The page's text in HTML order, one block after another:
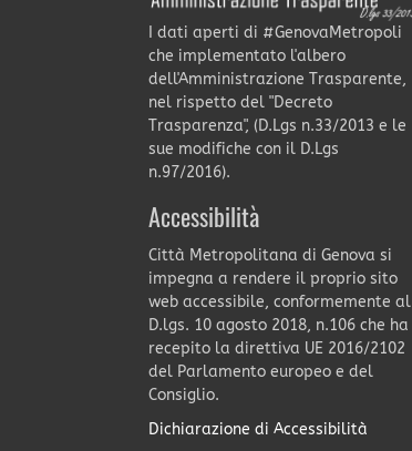
I dati aperti di #GenovaMetropoli
che implementato l'albero
dell'Amministrazione Trasparente,
nel rispetto del "Decreto
Trasparenza", (D.Lgs n.33/2013 e le
sue modifiche con il D.Lgs
n.97/2016).
Accessibilità
Città Metropolitana di Genova si
impegna a rendere il proprio sito
web accessibile, conformemente al
D.lgs. 10 agosto 2018, n.106 che ha
recepito la direttiva UE 2016/2102
del Parlamento europeo e del
Consiglio.
Dichiarazione di Accessibilità